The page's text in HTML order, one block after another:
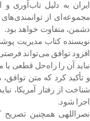
ایران به دلیل تاب‌آوری
مجموعه‌ای از
دشمن، متفاوت خواهد بود.
نویسنده کتاب مدیریت
افزود توافق می‌تواند
نباید آن را راه‌حل قطعی
و تأکید کرد که متن
شناخت از رفتار آمریکا،
اجرا شود.
نصراللهی همچنین تصریح